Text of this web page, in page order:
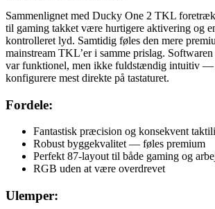
Sammenlignet med Ducky One 2 TKL
til gaming takket være hurtigere aktivering og
kontrolleret lyd. Samtidig føles den mere
mainstream TKL’er i samme prislag.
var funktionel, men ikke fuldstændig intuitiv —
konfigurere mest direkte på tastaturet.
Fordele:
Fantastisk præcision og konsekvent
Robust byggekvalitet — føles premium
Perfekt 87-layout til både gaming og
RGB uden at være overdrevet
Ulemper: